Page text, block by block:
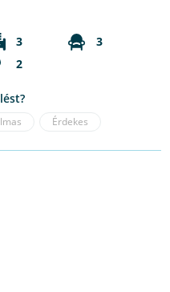
3
3
2
Érdekes